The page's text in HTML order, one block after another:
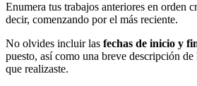
Enumera tus trabajos anteriores en orden
decir, comenzando por el más reciente.
No olvides incluir las fechas de inicio y
puesto, así como una breve descripción de
que realizaste.